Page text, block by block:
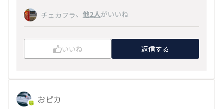
チェカフラ、 他2人がいいね
いいね 返信する
おピカ